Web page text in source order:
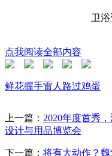
卫
点我阅读全部内容
鲜花握手雷人 路过鸡蛋
上一篇： 2020年度首秀
设计与用品博览会
下一篇： 将有大动作？